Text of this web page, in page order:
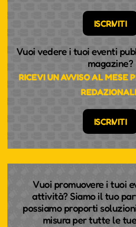
ISCRIVITI
Vuoi vedere i tuoi eventi
magazine?
RICEVI UN AVVISO AL MESE
ISCRIVITI
Vuoi promuovere i tuoi
attività? Siamo il tuo
possiamo proporti
misura per tutte le